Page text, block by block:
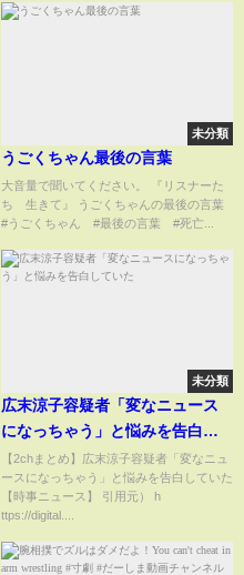
未分類
うごくちゃん最後の言葉
大音量で聞いてください。 『リスナーた
ち 生きて』 うごくちゃんの最後の言葉
#うごくちゃん #最後の言葉 #死亡...
未分類
広末涼子容疑者「変なニュース
になっちゃう」と悩みを告白し
ていた
【2chまとめ】広末涼子容疑者「変なニュ
ースになっちゃう」と悩みを告白していた
【時事ニュース】 引用元） h
ttps://digital....